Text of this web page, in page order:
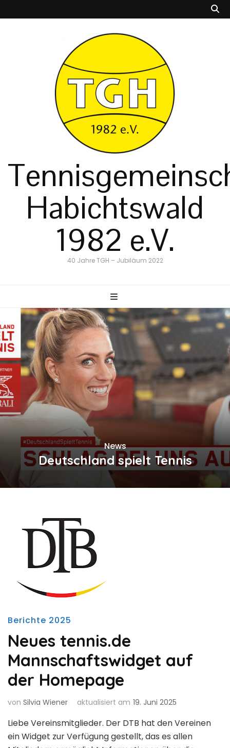
Habichtswald
1982 e.V.
40 Jahre TGH – Jubiläum 2022
News
Deutschland spielt Tennis
Berichte 2025
Neues tennis.de
Mannschaftswidget auf
der Homepage
von Silvia Wiener aktualisiert am 19. Juni 2025
Liebe Vereinsmitglieder. Der DTB hat den Vereinen
ein Widget zur Verfügung gestellt, das es allen